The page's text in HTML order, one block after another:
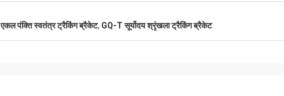
एकल पंक्ति स्वतंत्र ट्रैकिंग ब्रैकेट, GQ-T सूर्योदय श्रृंखला ट्रैकिंग ब्रैकेट